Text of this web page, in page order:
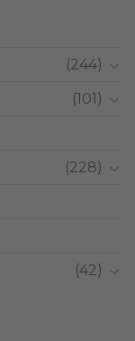
(244)
(101)
(228)
(42)